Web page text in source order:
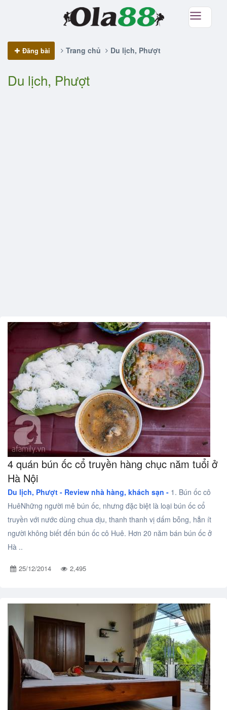
Đăng bài Trang chủ Du lịch, Phượt
Du lịch, Phượt
4 quán bún ốc cổ truyền hàng chục năm tuổi ở
Hà Nội
Du lịch, Phượt - Review nhà hàng, khách sạn - 1. Bún ốc cô
HuêNhững người mê bún ốc, nhưng đặc biệt là loại bún ốc cổ
truyền với nước dùng chua dịu, thanh thanh vị dấm bỗng, hẳn ít
người không biết đến bún ốc cô Huê. Hơn 20 năm bán bún ốc ở
Hà ..
25/12/2014 2,495